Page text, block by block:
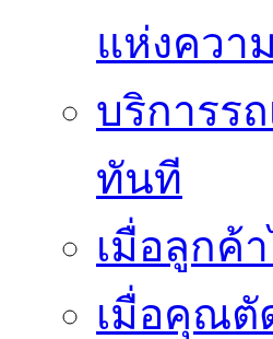
แห่งควา
บริการร
ทันที
เมื่อลูกค้
เมื่อคุณตั